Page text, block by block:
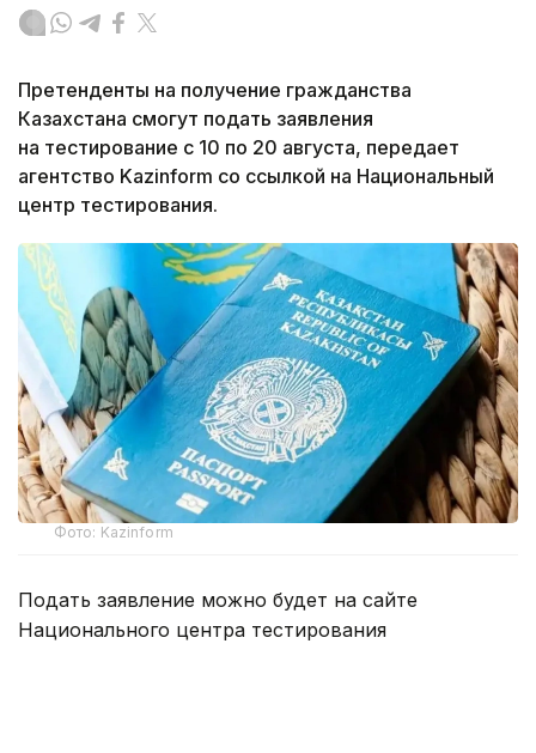
Претенденты на получение гражданства
Казахстана смогут подать заявления
на тестирование с 10 по 20 августа, передает
агентство Kazinform со ссылкой на Национальный
центр тестирования.
Фото: Kazinform
Подать заявление можно будет на сайте
Национального центра тестирования